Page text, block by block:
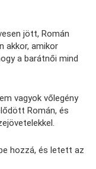
jött, Román
akkor, amikor
a barátnői mind
vagyok vőlegény
Román, és
hozzá, és letett az